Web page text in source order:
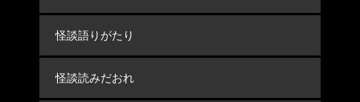
怪談語りがたり
怪談読みだおれ